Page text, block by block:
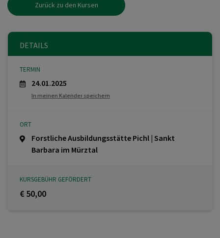
Zurück zu den Kursen
DETAILS
TERMIN
24.01.2025
In meinen Kalender speichern
ORT
Forstliche Ausbildungsstätte Pichl | Sankt
Barbara im Mürztal
KURSGEBÜHR GEFÖRDERT
€ 50,00